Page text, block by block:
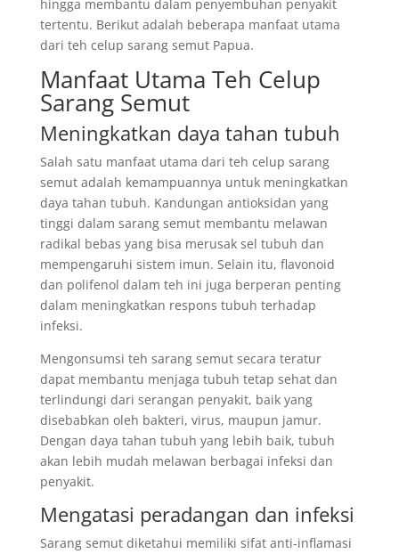
hingga membantu dalam penyembuhan penyakit
tertentu. Berikut adalah beberapa manfaat utama
dari teh celup sarang semut Papua.
Manfaat Utama Teh Celup
Sarang Semut
Meningkatkan daya tahan tubuh
Salah satu manfaat utama dari teh celup sarang
semut adalah kemampuannya untuk meningkatkan
daya tahan tubuh. Kandungan antioksidan yang
tinggi dalam sarang semut membantu melawan
radikal bebas yang bisa merusak sel tubuh dan
mempengaruhi sistem imun. Selain itu, flavonoid
dan polifenol dalam teh ini juga berperan penting
dalam meningkatkan respons tubuh terhadap
infeksi.
Mengonsumsi teh sarang semut secara teratur
dapat membantu menjaga tubuh tetap sehat dan
terlindungi dari serangan penyakit, baik yang
disebabkan oleh bakteri, virus, maupun jamur.
Dengan daya tahan tubuh yang lebih baik, tubuh
akan lebih mudah melawan berbagai infeksi dan
penyakit.
Mengatasi peradangan dan infeksi
Sarang semut diketahui memiliki sifat anti-inflamasi